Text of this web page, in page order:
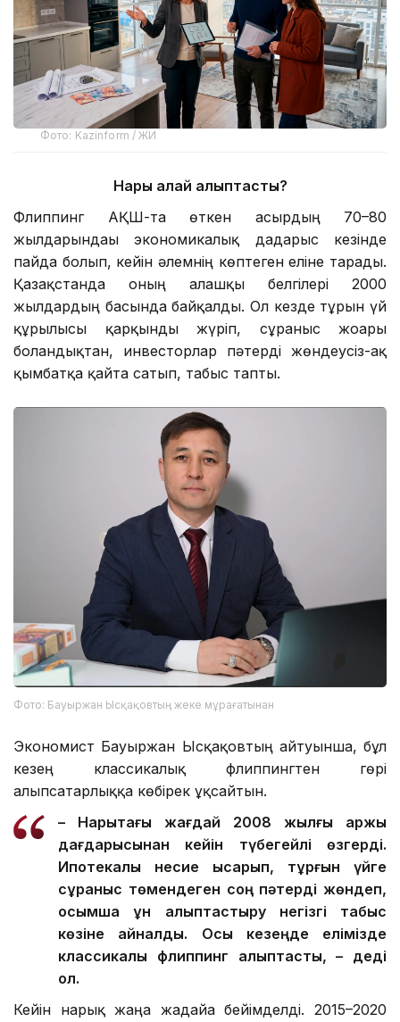
Фото: Kazinform / ЖИ
Нарық қалай қалыптасты?
Флиппинг АҚШ-та өткен ғасырдың 70–80
жылдарындағы экономикалық дағдарыс кезінде
пайда болып, кейін әлемнің көптеген еліне тарады.
Қазақстанда оның алғашқы белгілері 2000
жылдардың басында байқалды. Ол кезде тұрғын үй
құрылысы қарқынды жүріп, сұраныс жоғары
болғандықтан, инвесторлар пәтерді жөндеусіз-ақ
қымбатқа қайта сатып, табыс тапты.
Фото: Бауыржан Ысқақовтың жеке мұрағатынан
Экономист Бауыржан Ысқақовтың айтуынша, бұл
кезең классикалық флиппингтен гөрі
алыпсатарлыққа көбірек ұқсайтын.
– Нарықтағы жағдай 2008 жылғы қаржы
дағдарысынан кейін түбегейлі өзгерді.
Ипотекалық несие қысқарып, тұрғын үйге
сұраныс төмендеген соң пәтерді жөндеп,
қосымша құн қалыптастыру негізгі табыс
көзіне айналды. Осы кезеңде елімізде
классикалық флиппинг қалыптасты, – деді
ол.
Кейін нарық жаңа жағдайға бейімделді. 2015–2020